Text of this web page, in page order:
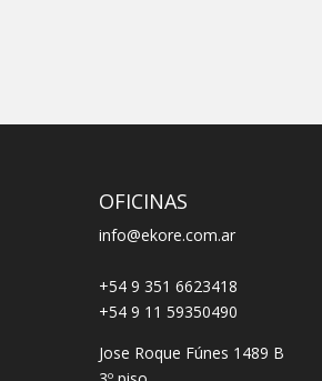
OFICINAS
info@ekore.com.ar
+54 9 351 6623418
+54 9 11 59350490
Jose Roque Fúnes 1489 B